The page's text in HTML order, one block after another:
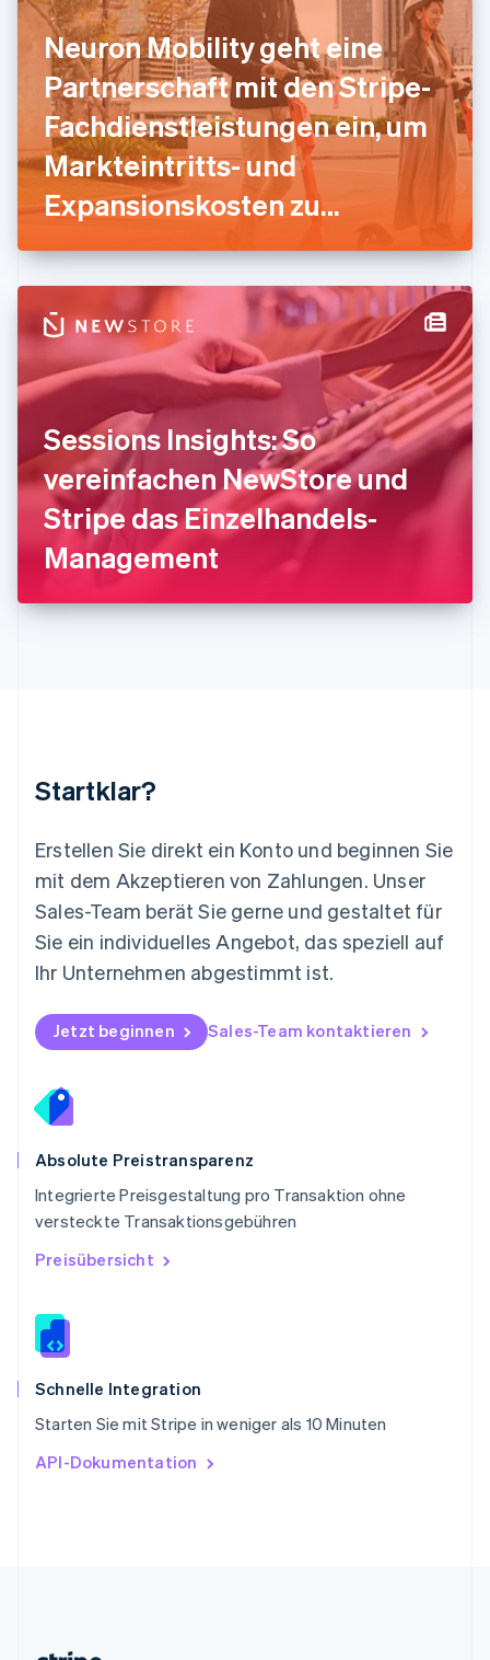
Neuron Mobility geht eine
Partnerschaft mit den Stripe-
Fachdienstleistungen ein, um
Markteintritts- und
Expansionskosten zu
reduzieren
Sessions Insights: So
vereinfachen NewStore und
Stripe das Einzelhandels-
Management
Startklar?
Erstellen Sie direkt ein Konto und beginnen Sie
mit dem Akzeptieren von Zahlungen. Unser
Sales-Team berät Sie gerne und gestaltet für
Sie ein individuelles Angebot, das speziell auf
Ihr Unternehmen abgestimmt ist.
Jetzt beginnen Sales-Team kontaktieren
Absolute Preistransparenz
Integrierte Preisgestaltung pro Transaktion ohne
versteckte Transaktionsgebühren
Preisübersicht
Schnelle Integration
Starten Sie mit Stripe in weniger als 10 Minuten
API-Dokumentation
FrançaisEnglish
Gibraltar
English
Griechenland
English
Indien
English
Irland
English
Italien
Japan
日本語English
EnglishFrançais
Kroatien
EnglishItaliano
English
Liechtenstein
Deutsch English
Litauen
English
Luxemburg
Français DeutschEnglish
Malaysia
Malta
Nederlands English
Norwegen
Österreich
Polen
English
Portugal
Português English
Rumänien
Schweden
Svenska English
Deutsch
Singapur
English
Slowakei
Slowenien
EnglishItaliano
Sonderverwaltungsregion Hongkong,
Spanien
Thailand
ไทยEnglish
English
English